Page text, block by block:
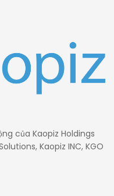
của Kaopiz Holdings
Kaopiz INC, KGO